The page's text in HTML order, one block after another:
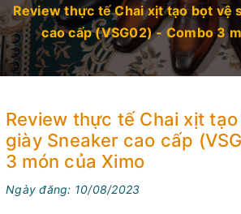
Review thực tế Chai xịt tạo bọt vệ
cao cấp (VSG02) - Combo 3
Review thực tế Chai xịt
giày Sneaker cao cấp
3 món của Ximo
Ngày đăng: 10/08/2023